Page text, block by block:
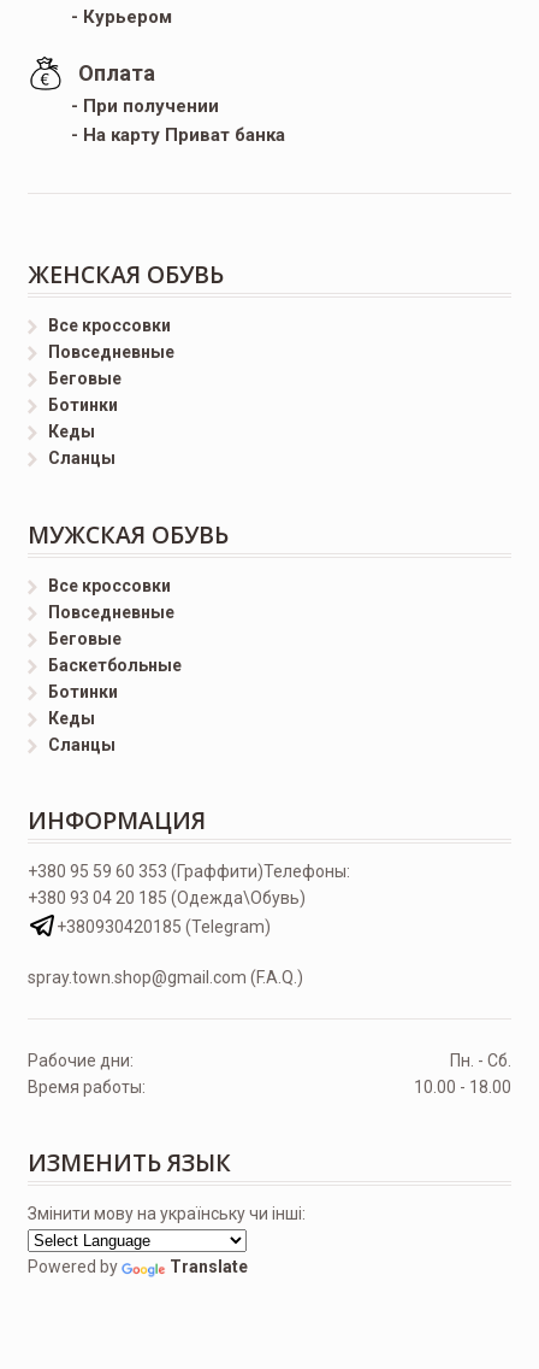
- Курьером
Оплата
- При получении
- На карту Приват банка
ЖЕНСКАЯ ОБУВЬ
Все кроссовки
Повседневные
Беговые
Ботинки
Кеды
Сланцы
МУЖСКАЯ ОБУВЬ
Все кроссовки
Повседневные
Беговые
Баскетбольные
Ботинки
Кеды
Сланцы
ИНФОРМАЦИЯ
Телефоны:
+380 95 59 60 353 (Граффити)
+380 93 04 20 185 (Одежда\Обувь)
+380930420185 (Telegram)
spray.town.shop@gmail.com (F.A.Q.)
Рабочие дни:
Пн. - Сб.
Время работы:
10.00 - 18.00
ИЗМЕНИТЬ ЯЗЫК
Змінити мову на українську чи інші:
Powered by Translate